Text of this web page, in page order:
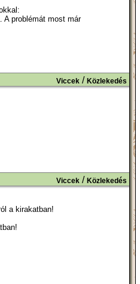
A problémát most már
Viccek/ Közlekedés
Viccek/ Közlekedés
a kirakatban!